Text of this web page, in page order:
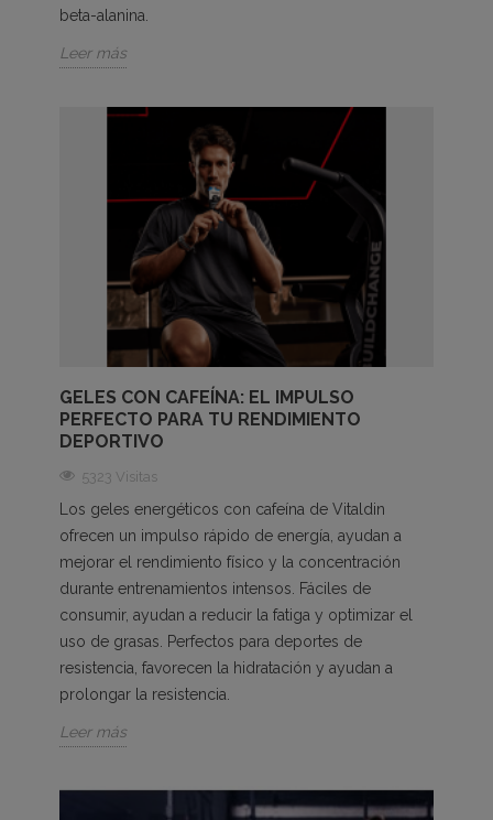
beta-alanina.
Leer más
GELES CON CAFEÍNA: EL IMPULSO
PERFECTO PARA TU RENDIMIENTO
DEPORTIVO
5323 Visitas
Los geles energéticos con cafeína de Vitaldin
ofrecen un impulso rápido de energía, ayudan a
mejorar el rendimiento físico y la concentración
durante entrenamientos intensos. Fáciles de
consumir, ayudan a reducir la fatiga y optimizar el
uso de grasas. Perfectos para deportes de
resistencia, favorecen la hidratación y ayudan a
prolongar la resistencia.
Leer más